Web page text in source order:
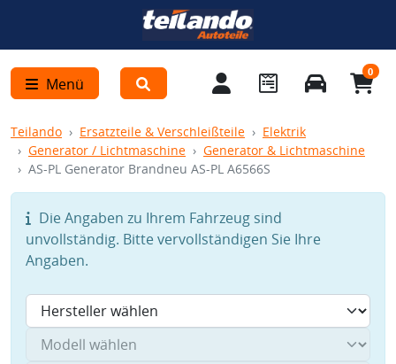
Menü
0
Teilando Ersatzteile & Verschleißteile
Elektrik
Generator / Lichtmaschine
Generator & Lichtmaschine
AS-PL Generator Brandneu AS-PL A6566S
Die Angaben zu Ihrem Fahrzeug sind
unvollständig. Bitte vervollständigen Sie Ihre
Angaben.